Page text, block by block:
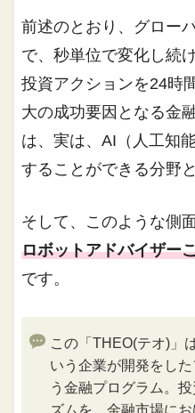
前述のとおり、グロー
で、秒単位で変化し続
投資アクションを24時
大の成功要因となる金
は、実は、AI（人工知
することができる分野
そして、このような側
ロボットアドバイザー
です。
この「THEO(テオ)」
いう企業が開発をし
う金融プログラム。
ズムを、金融市場に